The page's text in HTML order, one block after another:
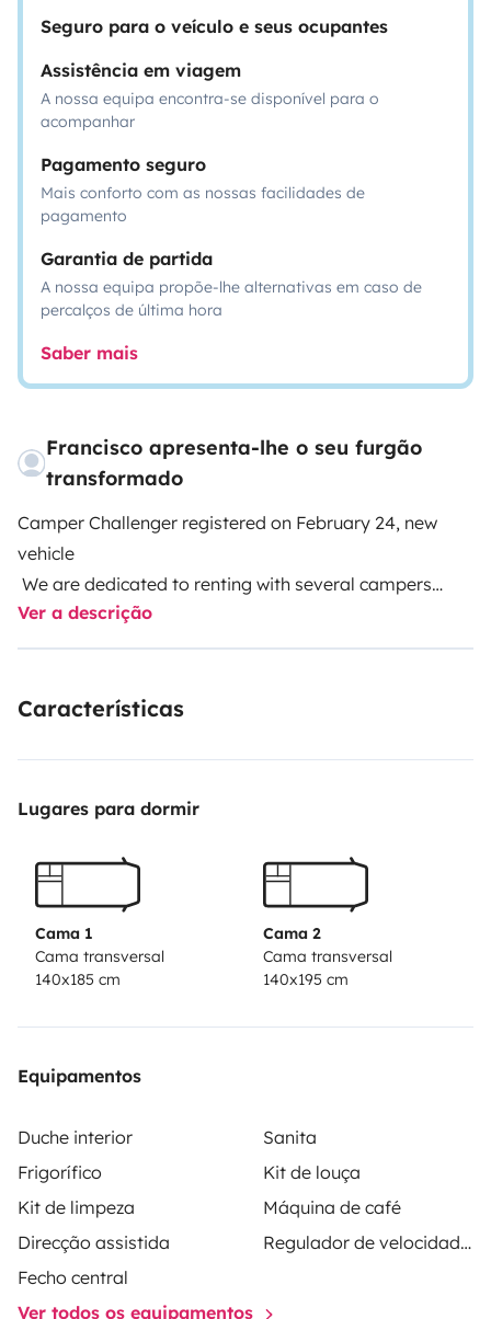
Seguro para o veículo e seus ocupantes
Assistência em viagem
A nossa equipa encontra-se disponível para o
acompanhar
Pagamento seguro
Mais conforto com as nossas facilidades de
pagamento
Garantia de partida
A nossa equipa propõe-lhe alternativas em caso de
percalços de última hora
Saber mais
Francisco apresenta-lhe o seu furgão
transformado
Camper Challenger registered on February 24, new
vehicle
We are dedicated to renting with several campers
available and experience in the sector. We adapt to
your trip, we can deliver and pick up 7 days a week.
casserole
Ver a descrição
Características
Lugares para dormir
Cama 1
Cama transversal
140x185 cm
Cama 2
Cama transversal
140x195 cm
Equipamentos
Duche interior
Sanita
Frigorífico
Kit de louça
Kit de limpeza
Máquina de café
Direcção assistida
Regulador de velocidade / Cruise Control
Fecho central
Ver todos os equipamentos